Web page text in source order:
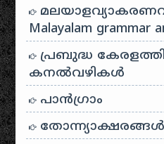
Malayalam grammar
പ്രബുദ്ധ
കനൽവഴികൾ
പാന്‍ഗ്രാം
തോന്ന്യാക്ഷരങ്ങള്‍